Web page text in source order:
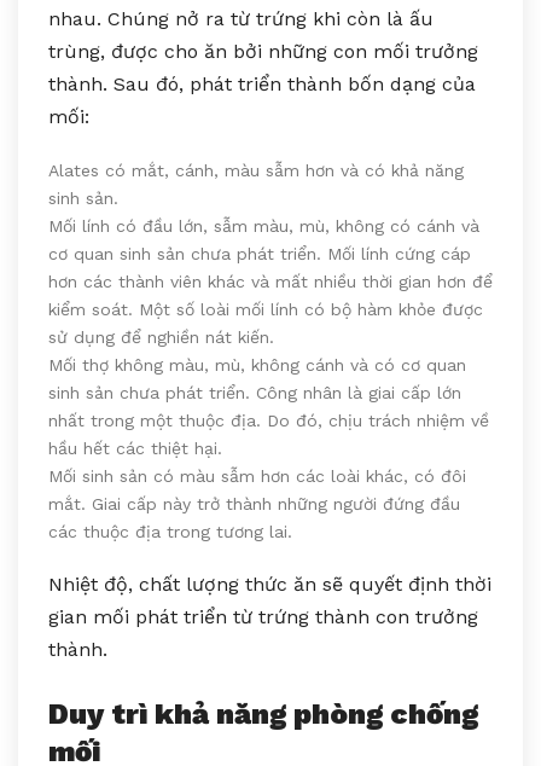
nhau. Chúng nở ra từ trứng khi còn là ấu
trùng, được cho ăn bởi những con mối trưởng
thành. Sau đó, phát triển thành bốn dạng của
mối:
Alates có mắt, cánh, màu sẫm hơn và có khả năng
sinh sản.
Mối lính có đầu lớn, sẫm màu, mù, không có cánh và
cơ quan sinh sản chưa phát triển. Mối lính cứng cáp
hơn các thành viên khác và mất nhiều thời gian hơn để
kiểm soát. Một số loài mối lính có bộ hàm khỏe được
sử dụng để nghiền nát kiến.
Mối thợ không màu, mù, không cánh và có cơ quan
sinh sản chưa phát triển. Công nhân là giai cấp lớn
nhất trong một thuộc địa. Do đó, chịu trách nhiệm về
hầu hết các thiệt hại.
Mối sinh sản có màu sẫm hơn các loài khác, có đôi
mắt. Giai cấp này trở thành những người đứng đầu
các thuộc địa trong tương lai.
Nhiệt độ, chất lượng thức ăn sẽ quyết định thời
gian mối phát triển từ trứng thành con trưởng
thành.
Duy trì khả năng phòng chống
mối